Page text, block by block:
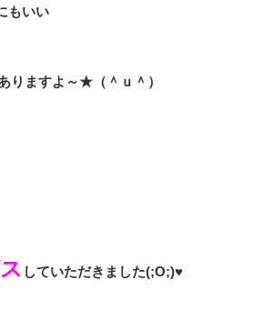
もいい
りますよ～★（＾ｕ＾）
していただきました(;O;)♥